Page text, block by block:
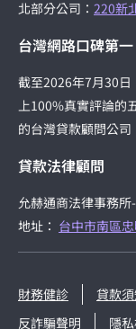
北部分公司： 220新
台灣網路口碑第一
截至2026年7月30
上100%真實評論的
的台灣貸款顧問公司
貸款法律顧問
允赫通商法律事務
地址： 台中市南區
財務健診 貸款
反詐騙聲明
隱